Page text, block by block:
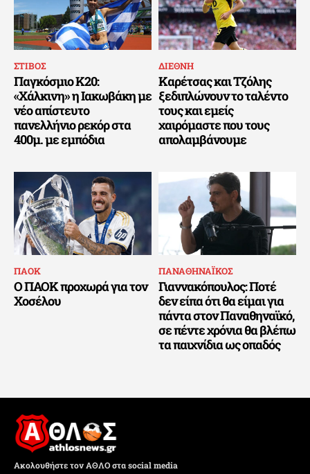
ΣΤΙΒΟΣ
Παγκόσμιο Κ20:
«Χάλκινη» η Ιακωβάκη με
νέο απίστευτο
πανελλήνιο ρεκόρ στα
400μ. με εμπόδια
ΔΙΕΘΝΗ
Καρέτσας και Τζόλης
ξεδιπλώνουν το ταλέντο
τους και εμείς
χαιρόμαστε που τους
απολαμβάνουμε
ΠΑΟΚ
Ο ΠΑΟΚ προχωρά για τον
Χοσέλου
ΠΑΝΑΘΗΝΑΪΚΟΣ
Γιαννακόπουλος: Ποτέ
δεν είπα ότι θα είμαι για
πάντα στον Παναθηναϊκό,
σε πέντε χρόνια θα βλέπω
τα παιχνίδια ως οπαδός
Ακολουθήστε τον ΑΘΛΟ στα social media